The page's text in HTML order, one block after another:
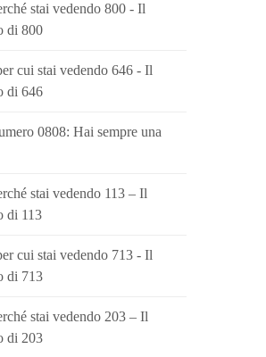
stai vedendo 800 - Il
di 800
cui stai vedendo 646 - Il
di 646
0808: Hai sempre una
stai vedendo 113 – Il
di 113
cui stai vedendo 713 - Il
di 713
stai vedendo 203 – Il
di 203